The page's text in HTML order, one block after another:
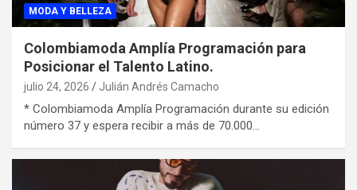
MODA Y BELLEZA
Colombiamoda Amplía Programación para
Posicionar el Talento Latino.
julio 24, 2026 Julián Andrés Camacho
* Colombiamoda Amplía Programación durante su edición
número 37 y espera recibir a más de 70.000…